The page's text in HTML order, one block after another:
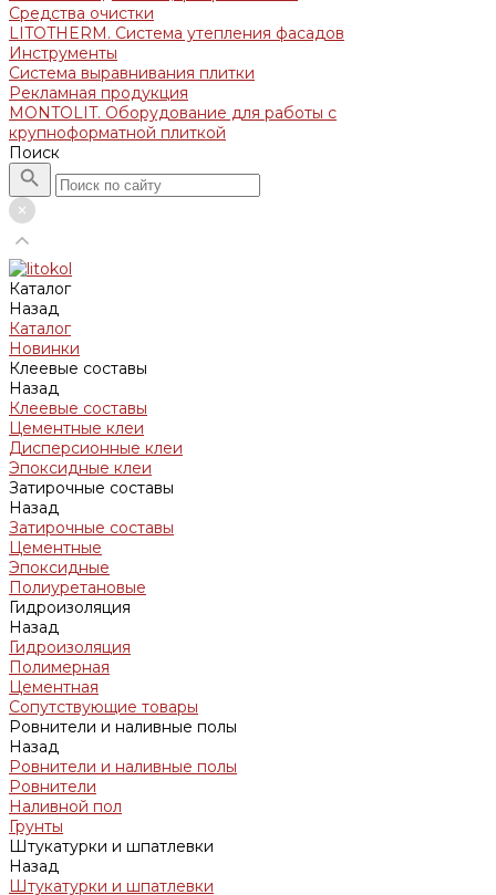
Средства очистки
LITOTHERM. Система утепления фасадов
Инструменты
Система выравнивания плитки
Рекламная продукция
MONTOLIT. Оборудование для работы с
крупноформатной плиткой
Поиск
Каталог
Назад
Каталог
Новинки
Клеевые составы
Назад
Клеевые составы
Цементные клеи
Дисперсионные клеи
Эпоксидные клеи
Затирочные составы
Назад
Затирочные составы
Цементные
Эпоксидные
Полиуретановые
Гидроизоляция
Назад
Гидроизоляция
Полимерная
Цементная
Сопутствующие товары
Ровнители и наливные полы
Назад
Ровнители и наливные полы
Ровнители
Наливной пол
Грунты
Штукатурки и шпатлевки
Назад
Штукатурки и шпатлевки